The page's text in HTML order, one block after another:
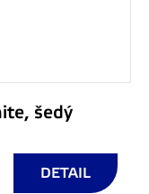
šedý
DETAIL